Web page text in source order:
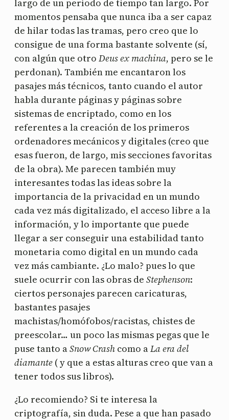
largo de un período de tiempo tan largo. Por
momentos pensaba que nunca iba a ser capaz
de hilar todas las tramas, pero creo que lo
consigue de una forma bastante solvente (sí,
con algún que otro Deus ex machina, pero se le
perdonan). También me encantaron los
pasajes más técnicos, tanto cuando el autor
habla durante páginas y páginas sobre
sistemas de encriptado, como en los
referentes a la creación de los primeros
ordenadores mecánicos y digitales (creo que
esas fueron, de largo, mis secciones favoritas
de la obra). Me parecen también muy
interesantes todas las ideas sobre la
importancia de la privacidad en un mundo
cada vez más digitalizado, el acceso libre a la
información, y lo importante que puede
llegar a ser conseguir una estabilidad tanto
monetaria como digital en un mundo cada
vez más cambiante. ¿Lo malo? pues lo que
suele ocurrir con las obras de Stephenson:
ciertos personajes parecen caricaturas,
bastantes pasajes
machistas/homófobos/racistas, chistes de
preescolar… un poco las mismas pegas que le
puse tanto aSnow Crash como aLa era del
diamante ( y que a estas alturas creo que van a
tener todos sus libros).
¿Lo recomiendo? Si te interesa la
criptografía, sin duda. Pese a que han pasado